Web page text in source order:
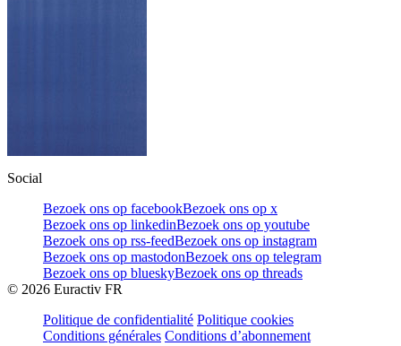
Social
Bezoek ons op facebookBezoek ons op x
Bezoek ons op linkedinBezoek ons op youtube
Bezoek ons op rss-feedBezoek ons op instagram
Bezoek ons op mastodonBezoek ons op telegram
Bezoek ons op blueskyBezoek ons op threads
© 2026 Euractiv FR
Politique de confidentialité Politique cookies
Conditions générales Conditions d’abonnement